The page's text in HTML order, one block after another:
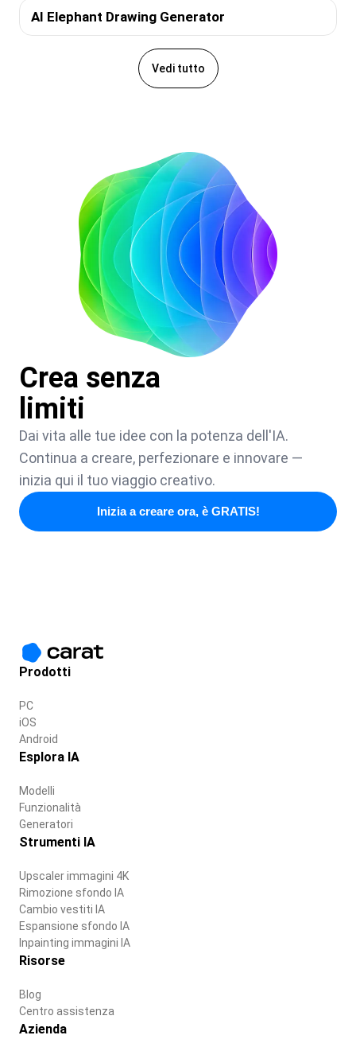
AI Elephant Drawing Generator
Vedi tutto
Crea senza
limiti
Dai vita alle tue idee con la potenza dell'IA.
Continua a creare, perfezionare e innovare —
inizia qui il tuo viaggio creativo.
Inizia a creare ora, è GRATIS!
Prodotti
PC
iOS
Android
Esplora IA
Modelli
Funzionalità
Generatori
Strumenti IA
Upscaler immagini 4K
Rimozione sfondo IA
Cambio vestiti IA
Espansione sfondo IA
Inpainting immagini IA
Risorse
Blog
Centro assistenza
Azienda